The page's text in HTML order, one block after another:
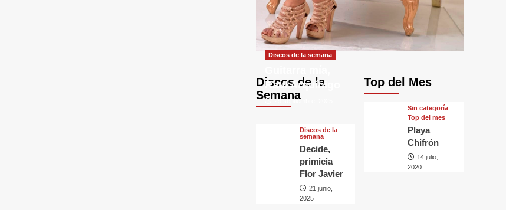
Discos de la
Semana
Discos de la semana
Raul Arquínigo
29 septiembre, 2025
Discos de la
semana
Decide,
primicia
Flor Javier
21 junio,
2025
Top del Mes
Sin categorí­a
Top del mes
Playa
Chifrón
14 julio,
2020